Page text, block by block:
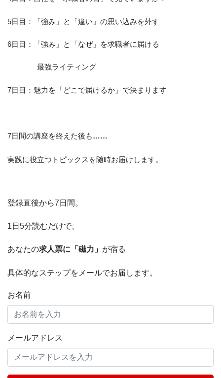
5日目：「強み」と「違い」の思い込みを外す
6日目：「強み」と「なぜ」を求職者に届ける
最強ライティング
7日目：魅力を「どこで届けるか」で決まります
7日間の講座を終えた後も……
実践に役立つトピックスを随時お届けします。
登録直後から7日間。
1日5分読むだけで、
あなたの求人票に「磁力」 が宿る
具体的なステップをメールでお届します。
お名前
メールアドレス